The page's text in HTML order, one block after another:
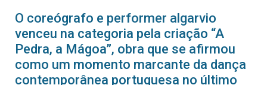
O coreógrafo e performer algarvio
venceu na categoria pela criação “A
Pedra, a Mágoa”, obra que se afirmou
como um momento marcante da dança
contemporânea portuguesa no último